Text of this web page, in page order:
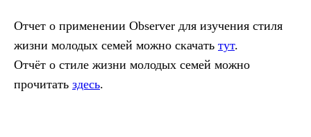
Отчет о применении Observer для изучения стиля
жизни молодых семей можно скачать тут.
Отчёт о стиле жизни молодых семей можно
прочитать здесь.